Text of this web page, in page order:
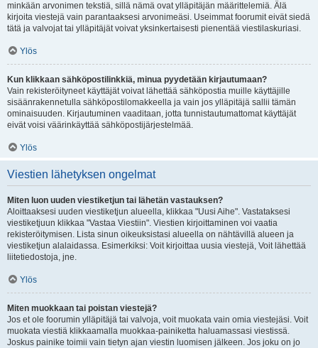
minkään arvonimen tekstiä, sillä nämä ovat ylläpitäjän määrittelemiä. Älä
kirjoita viestejä vain parantaaksesi arvonimeäsi. Useimmat foorumit eivät siedä
tätä ja valvojat tai ylläpitäjät voivat yksinkertaisesti pienentää viestilaskuriasi.
Ylös
Kun klikkaan sähköpostilinkkiä, minua pyydetään kirjautumaan?
Vain rekisteröityneet käyttäjät voivat lähettää sähköpostia muille käyttäjille
sisäänrakennetulla sähköpostilomakkeella ja vain jos ylläpitäjä sallii tämän
ominaisuuden. Kirjautuminen vaaditaan, jotta tunnistautumattomat käyttäjät
eivät voisi väärinkäyttää sähköpostijärjestelmää.
Ylös
Viestien lähetyksen ongelmat
Miten luon uuden viestiketjun tai lähetän vastauksen?
Aloittaaksesi uuden viestiketjun alueella, klikkaa "Uusi Aihe". Vastataksesi
viestiketjuun klikkaa "Vastaa Viestiin". Viestien kirjoittaminen voi vaatia
rekisteröitymisen. Lista sinun oikeuksistasi alueella on nähtävillä alueen ja
viestiketjun alalaidassa. Esimerkiksi: Voit kirjoittaa uusia viestejä, Voit lähettää
liitetiedostoja, jne.
Ylös
Miten muokkaan tai poistan viestejä?
Jos et ole foorumin ylläpitäjä tai valvoja, voit muokata vain omia viestejäsi. Voit
muokata viestiä klikkaamalla muokkaa-painiketta haluamassasi viestissä.
Joskus painike toimii vain tietyn ajan viestin luomisen jälkeen. Jos joku on jo